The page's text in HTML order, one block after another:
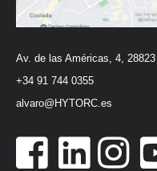
Av. de las Américas, 4,
+34 91 744 0355
alvaro@HYTORC.es